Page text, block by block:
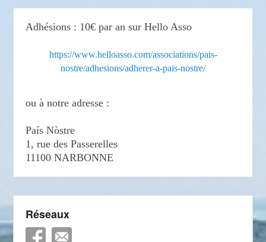
Adhésions : 10€ par an sur Hello Asso
https://www.helloasso.com/associations/pais-
nostre/adhesions/adherer-a-pais-nostre/
ou à notre adresse :
País Nòstre
1, rue des Passerelles
11100 NARBONNE
Réseaux